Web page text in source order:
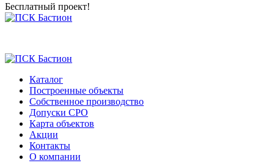
Бесплатный проект!
Skip
Каталог
Построенные объекты
Собственное производство
Допуски СРО
Карта объектов
Акции
Контакты
О компании